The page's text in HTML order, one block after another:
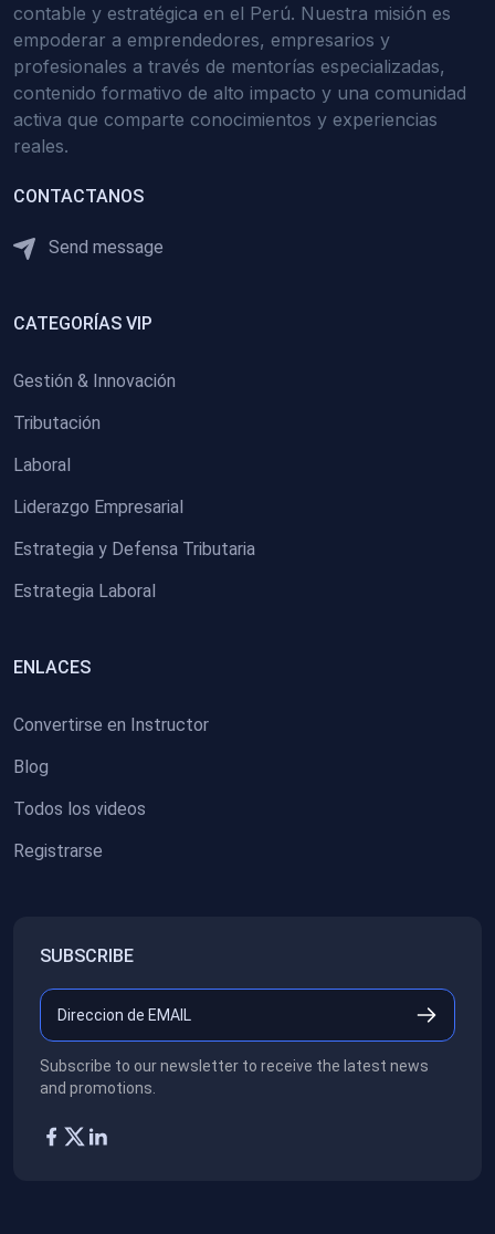
contable y estratégica en el Perú. Nuestra misión es
empoderar a emprendedores, empresarios y
profesionales a través de mentorías especializadas,
contenido formativo de alto impacto y una comunidad
activa que comparte conocimientos y experiencias
reales.
CONTACTANOS
Send message
CATEGORÍAS VIP
Gestión & Innovación
Tributación
Laboral
Liderazgo Empresarial
Estrategia y Defensa Tributaria
Estrategia Laboral
ENLACES
Convertirse en Instructor
Blog
Todos los videos
Registrarse
SUBSCRIBE
Subscribe to our newsletter to receive the latest news
and promotions.